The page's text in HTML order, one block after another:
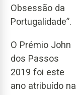
Obsessão da
Portugalidade”.
O Prémio John
dos Passos
2019 foi este
ano atribuído na